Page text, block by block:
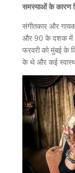
समस्याओं के कारण
संगीतकार और गायक
और 90 के दशक में
फरवरी को मुंबई के
के थे और कई